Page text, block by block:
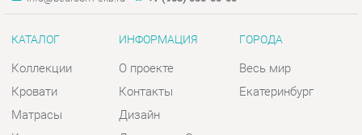
Тумбы
Зеркала
Столы
Политика
Гарантия
Помощь